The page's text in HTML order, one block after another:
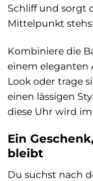
Schliff und sorgt
Mittelpunkt
Kombiniere die
einem eleganten
Look oder trage
einen lässigen
diese Uhr wird
Ein
bleibt
Du suchst nach